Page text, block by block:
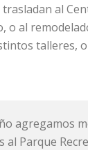
trasladan al
o al
talleres,
agregamos
al Parque